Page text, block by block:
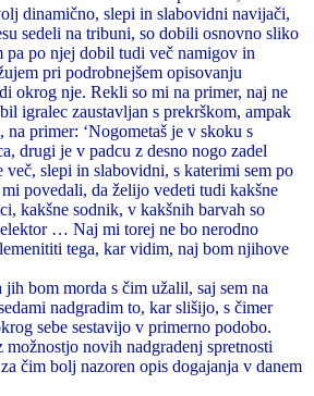
dinamično, slepi in slabovidni navijači,
sedeli na tribuni, so dobili osnovno sliko
pa po njej dobil tudi več namigov in
pri podrobnejšem opisovanju
okrog nje. Rekli so mi na primer, naj ne
igralec zaustavljan s prekrškom, ampak
na primer: ‘Nogometaš je v skoku s
drugi je v padcu z desno nogo zadel
slepi in slabovidni, s katerimi sem po
povedali, da želijo vedeti tudi kakšne
kakšne sodnik, v kakšnih barvah so
… Naj mi torej ne bo nerodno
tega, kar vidim, naj bom njihove
bom morda s čim užalil, saj sem na
nadgradim to, kar slišijo, s čimer
sebe sestavijo v primerno podobo.
novih nadgradenj spretnosti
čim bolj nazoren opis dogajanja v danem